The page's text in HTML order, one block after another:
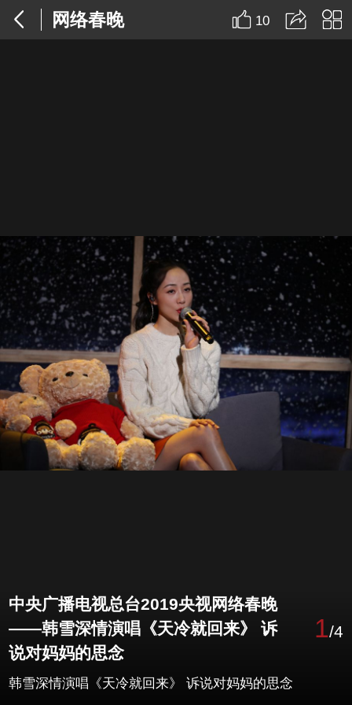
网络春晚 10
中央广播电视总台2019央视网络春晚
——韩雪深情演唱《天冷就回来》 诉
说对妈妈的思念
1/4
韩雪深情演唱《天冷就回来》 诉说对妈妈的思念